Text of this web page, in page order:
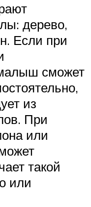
дерево,
Если при
сможет
из
При
или
такой
или